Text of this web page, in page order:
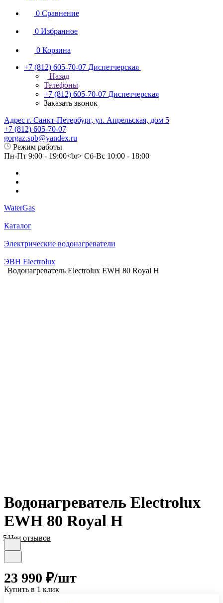
0 Сравнение
0 Избранное
0 Корзина
+7 (812) 605-70-07 Диспетчерская
Назад
Телефоны
+7 (812) 605-70-07 Диспетчерская
Заказать звонок
Адрес г. Санкт-Петербург, ул. Апрельская, дом 5
+7 (812) 605-70-07
gorgaz.spb@yandex.ru
Режим работы
Пн-Пт 9:00 - 19:00<br> Сб-Вс 10:00 - 18:00
WaterGas
Каталог
Электрические водонагреватели
ЭВН Electrolux
Водонагреватель Electrolux EWH 80 Royal H
Водонагреватель Electrolux
EWH 80 Royal H
5Нет отзывов
23 990 ₽/шт
Купить в 1 клик